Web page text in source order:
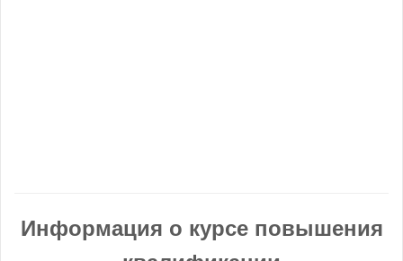
Информация о курсе повышения